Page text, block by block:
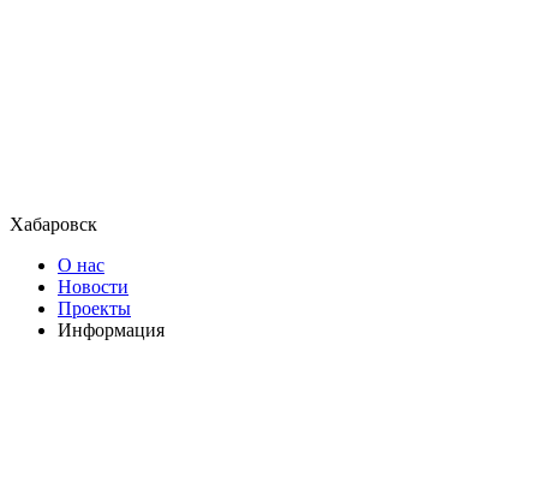
Хабаровск
О нас
Новости
Проекты
Информация